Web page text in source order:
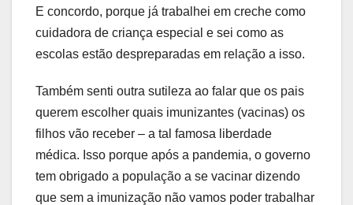
E concordo, porque já trabalhei em creche como
cuidadora de criança especial e sei como as
escolas estão despreparadas em relação a isso.
Também senti outra sutileza ao falar que os pais
querem escolher quais imunizantes (vacinas) os
filhos vão receber – a tal famosa liberdade
médica. Isso porque após a pandemia, o governo
tem obrigado a população a se vacinar dizendo
que sem a imunização não vamos poder trabalhar